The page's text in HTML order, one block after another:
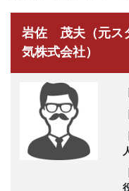
岩佐 茂夫（元ス
気株式会社）